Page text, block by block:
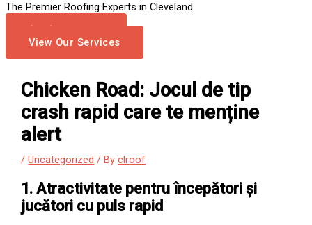
The Premier Roofing Experts in Cleveland
(423) 455-5908
View Our Services
Chicken Road: Jocul de tip
crash rapid care te menține
alert
/Uncategorized / Byclroof
1. Atractivitate pentru începători și
jucători cu puls rapid